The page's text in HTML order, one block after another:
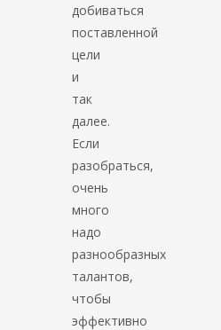
добиваться
поставленной
цели
и
так
далее.
Если
разобраться,
очень
много
надо
разнообразных
талантов,
чтобы
эффективно